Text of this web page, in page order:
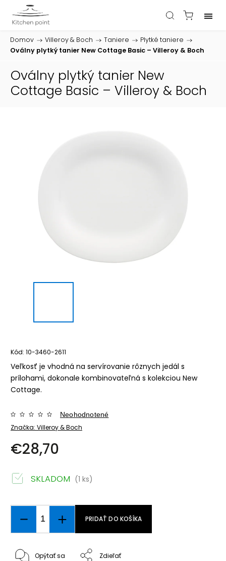
Domov / Villeroy & Boch / Taniere / Plytké taniere /
Oválny plytký tanier New Cottage Basic – Villeroy & Boch
Oválny plytký tanier New
Cottage Basic – Villeroy & Boch
Kód: 10-3460-2611
Veľkosť je vhodná na servírovanie rôznych jedál s
prílohami, dokonale kombinovateľná s kolekciou New
Cottage.
Značka: Villeroy & Boch
Neohodnotené
€28,70
SKLADOM (1 ks)
PRIDAŤ DO KOŠÍKA
Opýtať sa Zdieľať